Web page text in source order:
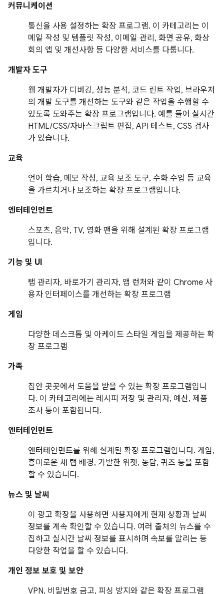
커뮤니케이션
통신을 사용 설정하는 확장 프로그램. 이 카테고리는 이
메일 작성 및 템플릿 작성, 이메일 관리, 화면 공유, 화상
회의 앱 및 개선사항 등 다양한 서비스를 다룹니다.
개발자 도구
웹 개발자가 디버깅, 성능 분석, 코드 린트 작업, 브라우저
의 개발 도구를 개선하는 도구와 같은 작업을 수행할 수
있도록 도와주는 확장 프로그램입니다. 예를 들어 실시간
HTML/CSS/자바스크립트 편집, API 테스트, CSS 검사
가 있습니다.
교육
언어 학습, 메모 작성, 교육 보조 도구, 수화 수업 등 교육
을 가르치거나 보조하는 확장 프로그램입니다.
엔터테인먼트
스포츠, 음악, TV, 영화 팬을 위해 설계된 확장 프로그램
입니다.
기능 및 UI
탭 관리자, 바로가기 관리자, 앱 런처와 같이 Chrome 사
용자 인터페이스를 개선하는 확장 프로그램
게임
다양한 데스크톱 및 아케이드 스타일 게임을 제공하는 확
장 프로그램
가족
집안 곳곳에서 도움을 받을 수 있는 확장 프로그램입니
다. 이 카테고리에는 레시피 저장 및 관리자, 예산, 제품
조사 등이 포함됩니다.
엔터테인먼트
엔터테인먼트를 위해 설계된 확장 프로그램입니다. 게임,
흥미로운 새 탭 배경, 기발한 위젯, 농담, 퀴즈 등을 포함
할 수 있습니다.
뉴스 및 날씨
이 광고 확장을 사용하면 사용자에게 현재 상황과 날씨
정보를 계속 확인할 수 있습니다. 여러 출처의 뉴스를 수
집하고 실시간 날씨 정보를 표시하며 속보를 알리는 등
다양한 작업을 할 수 있습니다.
개인 정보 보호 및 보안
VPN, 비밀번호 금고, 피싱 방지와 같은 확장 프로그램